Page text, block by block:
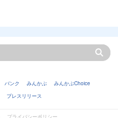
バンク みんかぶ
みんかぶChoice
プレスリリース
プライバシーポリシー